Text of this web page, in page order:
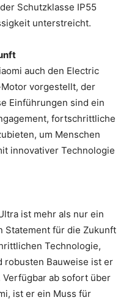
Schutzklasse IP55
unterstreicht.
auch den Electric
vorgestellt, der
Einführungen sind ein
fortschrittliche
um Menschen
innovativer Technologie
ist mehr als nur ein
Statement für die Zukunft
Technologie,
robusten Bauweise ist er
ab sofort über
ist er ein Muss für